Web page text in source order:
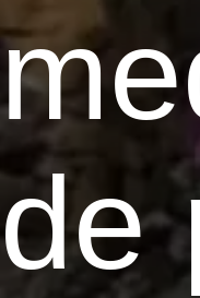
de